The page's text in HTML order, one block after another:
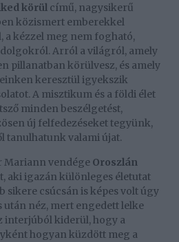
körül című, nagysikerű
közismert emberekkel
a kézzel meg nem fogható,
Arról a világról, amely
pillanatban körülvesz, és amely
keresztül igyekszik
A misztikum és a földi élet
minden beszélgetést,
új felfedezéseket tegyünk,
tanulhatunk valami újat.
Mariann vendége Oroszlán
aki igazán különleges életutat
sikere csúcsán is képes volt úgy
néz, mert engedett lelke
interjúból kiderül, hogy a
hogyan küzdött meg a